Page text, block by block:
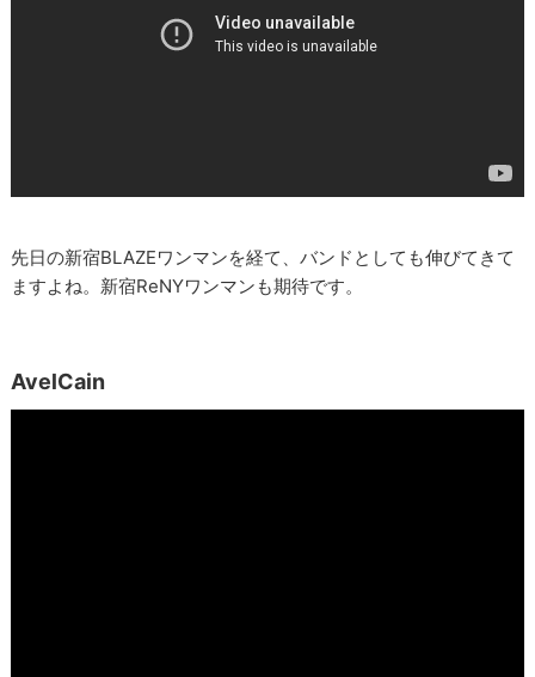
先日の新宿BLAZEワンマンを経て、バンドとしても伸びてきて
ますよね。新宿ReNYワンマンも期待です。
AvelCain